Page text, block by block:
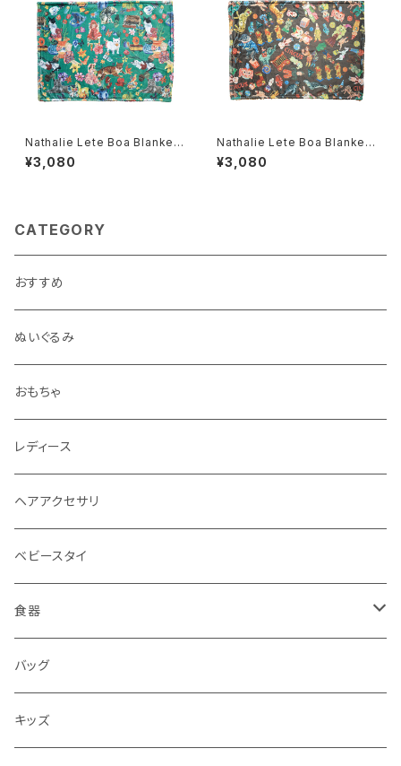
Nathalie Lete Boa Blanket
Cats
¥3,080
Nathalie Lete Boa Blanket
Circus
¥3,080
CATEGORY
おすすめ
ぬいぐるみ
おもちゃ
レディース
ヘアアクセサリ
ベビースタイ
食器
水筒
水筒
バッグ
キッズ